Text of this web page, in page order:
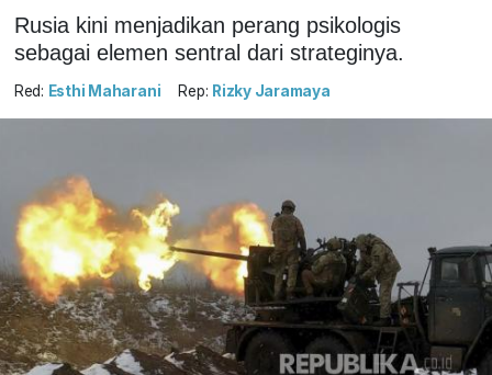
Rusia kini menjadikan perang psikologis
sebagai elemen sentral dari strateginya.
Red: Esthi Maharani Rep: Rizky Jaramaya